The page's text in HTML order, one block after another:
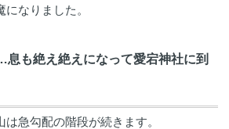
なりました。
も絶え絶えになって愛宕神社に到
急勾配の階段が続きます。